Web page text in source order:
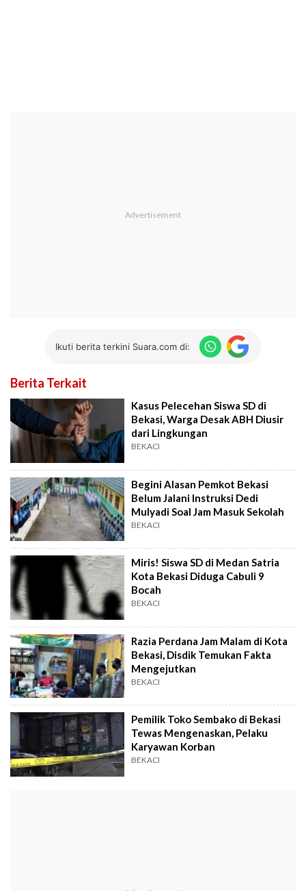
Ikuti berita terkini Suara.com di:
Berita Terkait
Kasus Pelecehan Siswa SD di
Bekasi, Warga Desak ABH Diusir
dari Lingkungan
BEKACI
Begini Alasan Pemkot Bekasi
Belum Jalani Instruksi Dedi
Mulyadi Soal Jam Masuk Sekolah
BEKACI
Miris! Siswa SD di Medan Satria
Kota Bekasi Diduga Cabuli 9
Bocah
BEKACI
Razia Perdana Jam Malam di Kota
Bekasi, Disdik Temukan Fakta
Mengejutkan
BEKACI
Pemilik Toko Sembako di Bekasi
Tewas Mengenaskan, Pelaku
Karyawan Korban
BEKACI